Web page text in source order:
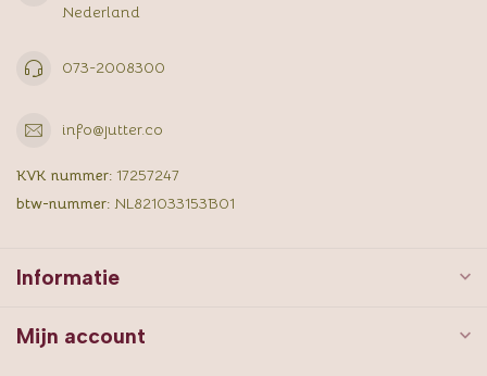
Nederland
073-2008300
info@jutter.co
KVK nummer: 17257247
btw-nummer: NL821033153B01
Informatie
Mijn account